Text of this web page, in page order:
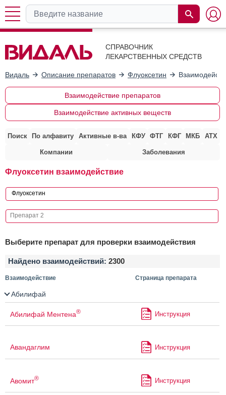
СПРАВОЧНИК
ЛЕКАРСТВЕННЫХ СРЕДСТВ
Видаль Описание препаратов Флуоксетин
Взаимодействие препаратов
Взаимодействие активных веществ
Поиск По алфавиту Активные в-ва КФУ ФТГ КФГ МКБ АТХ
Компании Заболевания
Флуоксетин взаимодействие
Выберите препарат для проверки взаимодействия
Найдено взаимодействий: 2300
Взаимодействие Страница препарата
Абилифай
Абилифай Ментена® Инструкция
Авандаглим Инструкция
Авомит® Инструкция